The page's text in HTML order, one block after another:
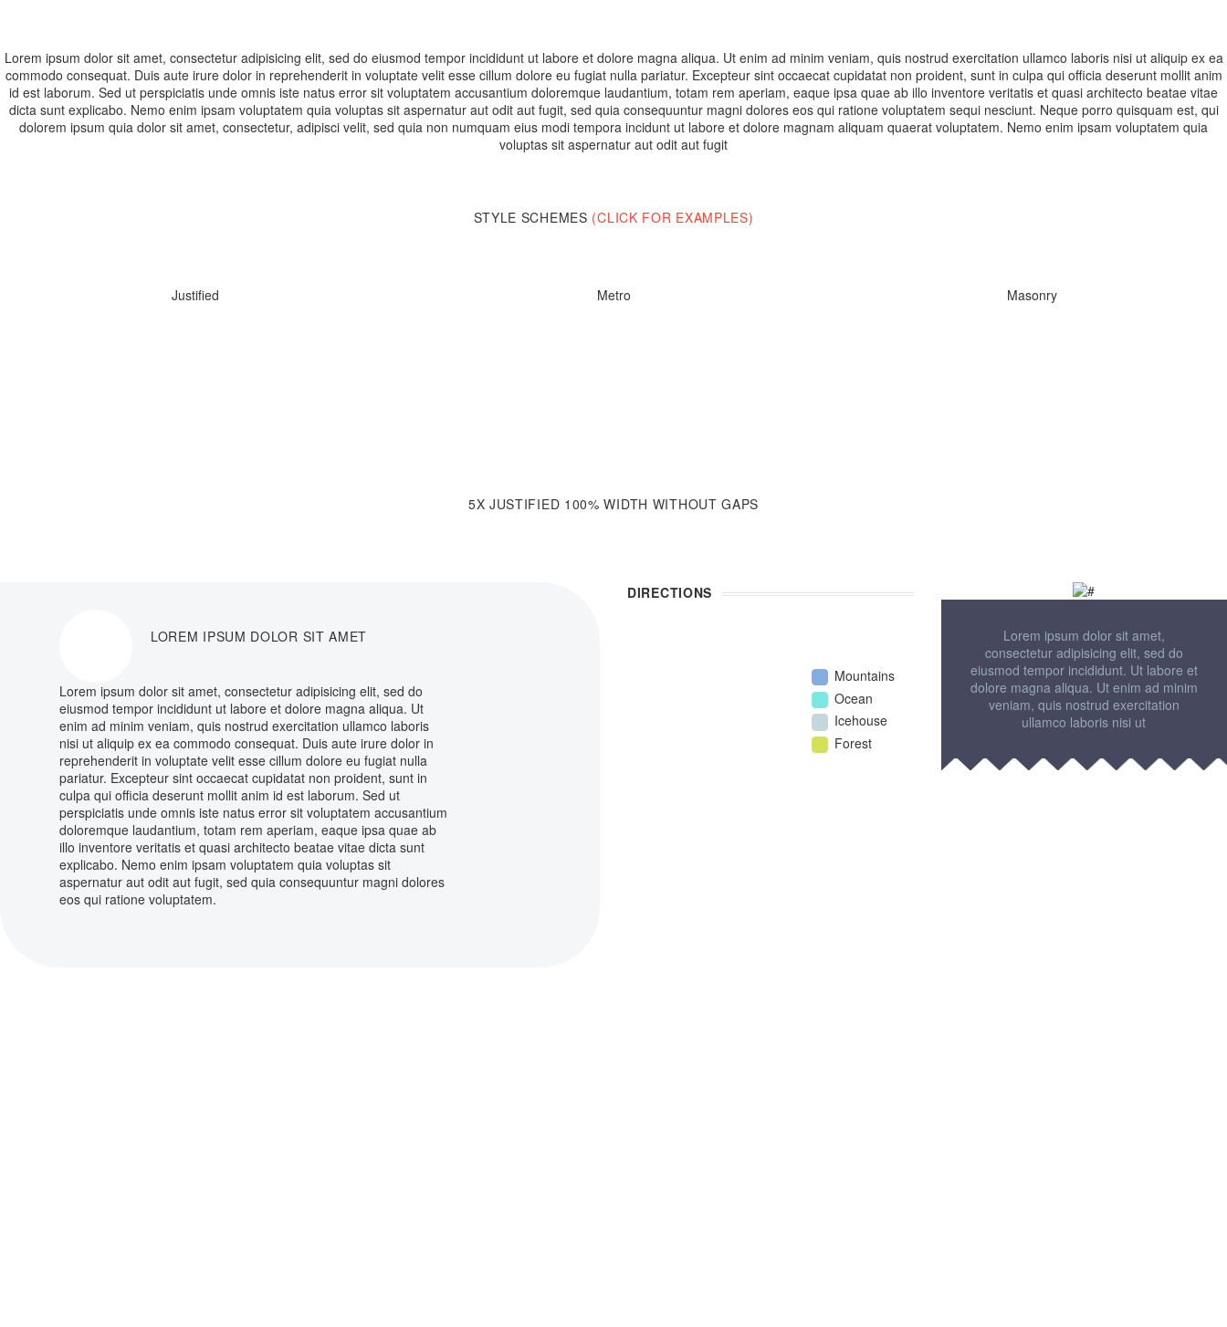
Lorem ipsum dolor sit amet, consectetur adipisicing elit, sed do eiusmod tempor incididunt ut labore et dolore magna aliqua. Ut enim ad minim veniam, quis nostrud exercitation ullamco laboris nisi ut aliquip ex ea
commodo consequat. Duis aute irure dolor in reprehenderit in voluptate velit esse cillum dolore eu fugiat nulla pariatur. Excepteur sint occaecat cupidatat non proident, sunt in culpa qui officia deserunt mollit anim
id est laborum. Sed ut perspiciatis unde omnis iste natus error sit voluptatem accusantium doloremque laudantium, totam rem aperiam, eaque ipsa quae ab illo inventore veritatis et quasi architecto beatae vitae
dicta sunt explicabo. Nemo enim ipsam voluptatem quia voluptas sit aspernatur aut odit aut fugit, sed quia consequuntur magni dolores eos qui ratione voluptatem sequi nesciunt. Neque porro quisquam est, qui
dolorem ipsum quia dolor sit amet, consectetur, adipisci velit, sed quia non numquam eius modi tempora incidunt ut labore et dolore magnam aliquam quaerat voluptatem. Nemo enim ipsam voluptatem quia
voluptas sit aspernatur aut odit aut fugit
STYLE SCHEMES (CLICK FOR EXAMPLES)
Justified Metro Masonry
5X JUSTIFIED 100% WIDTH WITHOUT GAPS
LOREM IPSUM DOLOR SIT AMET
Lorem ipsum dolor sit amet, consectetur adipisicing elit, sed do
eiusmod tempor incididunt ut labore et dolore magna aliqua. Ut
enim ad minim veniam, quis nostrud exercitation ullamco laboris
nisi ut aliquip ex ea commodo consequat. Duis aute irure dolor in
reprehenderit in voluptate velit esse cillum dolore eu fugiat nulla
pariatur. Excepteur sint occaecat cupidatat non proident, sunt in
culpa qui officia deserunt mollit anim id est laborum. Sed ut
perspiciatis unde omnis iste natus error sit voluptatem accusantium
doloremque laudantium, totam rem aperiam, eaque ipsa quae ab
illo inventore veritatis et quasi architecto beatae vitae dicta sunt
explicabo. Nemo enim ipsam voluptatem quia voluptas sit
aspernatur aut odit aut fugit, sed quia consequuntur magni dolores
eos qui ratione voluptatem.
DIRECTIONS
Mountains
Ocean
Icehouse
Forest
Lorem ipsum dolor sit amet,
consectetur adipisicing elit, sed do
eiusmod tempor incididunt. Ut labore et
dolore magna aliqua. Ut enim ad minim
veniam, quis nostrud exercitation
ullamco laboris nisi ut